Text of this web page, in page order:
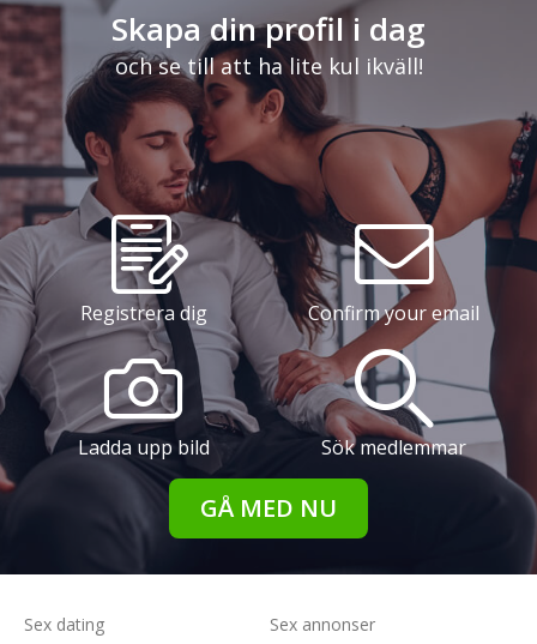
Skapa din profil i dag
och se till att ha lite kul ikväll!
Registrera dig Confirm your email
Ladda upp bild Sök medlemmar
GÅ MED NU
Sex dating
Sex annonser